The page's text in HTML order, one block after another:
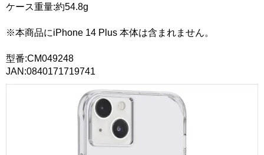
ケース重量:約54.8g
※本商品にiPhone 14 Plus 本体は含まれません。
型番:CM049248
JAN:0840171719741